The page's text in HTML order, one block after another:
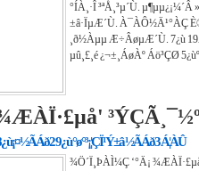
°ÍÀ¸·Î ³ªÅ¸³µ´Ù.
±â·ÏµÆ´Ù. À¯ÀÔ½Ä¹°ÀÇ
¸ð½Àµµ Æ÷ÂøµÆ´Ù. 7¿ù
µû¸£¸é ¿¬±¸ÁøÀº Áö³­ÇØ
9¿ù °ø°³¡¦ÇÏ¹Ý±â ½ÃÁð3 Á¦ÀÛ
¾Ö´Ï¸ÞÀÌ¼Ç ‘°­Ä¡